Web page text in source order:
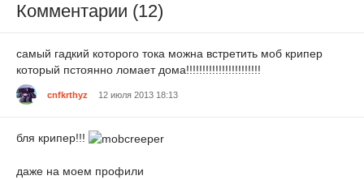
Комментарии (12)
самый гадкий которого тока можна встретить моб крипер
который пстоянно ломает дома!!!!!!!!!!!!!!!!!!!!!!!
cnfkrthyz 12 июля 2013 18:13
бля крипер!!!
даже на моем профили